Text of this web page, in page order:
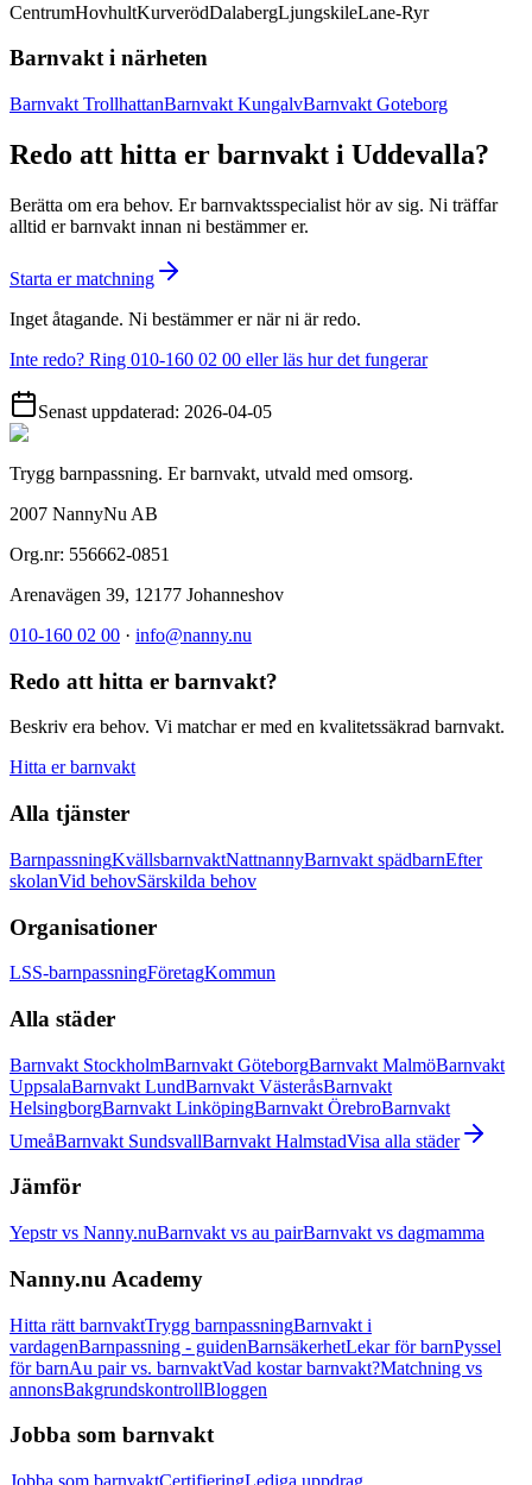
CentrumHovhultKurverödDalabergLjungskileLane-Ryr
Barnvakt i närheten
Barnvakt TrollhattanBarnvakt KungalvBarnvakt Goteborg
Redo att hitta er barnvakt i Uddevalla?
Berätta om era behov. Er barnvaktsspecialist hör av sig. Ni träffar
alltid er barnvakt innan ni bestämmer er.
Starta er matchning
Inget åtagande. Ni bestämmer er när ni är redo.
Inte redo? Ring 010-160 02 00 eller läs hur det fungerar
Senast uppdaterad: 2026-04-05
Trygg barnpassning. Er barnvakt, utvald med omsorg.
2007 NannyNu AB
Org.nr: 556662-0851
Arenavägen 39, 12177 Johanneshov
010-160 02 00 · info@nanny.nu
Redo att hitta er barnvakt?
Beskriv era behov. Vi matchar er med en kvalitetssäkrad barnvakt.
Hitta er barnvakt
Alla tjänster
BarnpassningKvällsbarnvaktNattnannyBarnvakt spädbarnEfter
skolanVid behovSärskilda behov
Organisationer
LSS-barnpassningFöretagKommun
Alla städer
Barnvakt StockholmBarnvakt GöteborgBarnvakt MalmöBarnvakt
UppsalaBarnvakt LundBarnvakt VästeråsBarnvakt
HelsingborgBarnvakt LinköpingBarnvakt ÖrebroBarnvakt
UmeåBarnvakt SundsvallBarnvakt HalmstadVisa alla städer
Jämför
Yepstr vs Nanny.nuBarnvakt vs au pairBarnvakt vs dagmamma
Nanny.nu Academy
Hitta rätt barnvaktTrygg barnpassningBarnvakt i
vardagenBarnpassning - guidenBarnsäkerhetLekar för barnPyssel
för barnAu pair vs. barnvaktVad kostar barnvakt?Matchning vs
annonsBakgrundskontrollBloggen
Jobba som barnvakt
Jobba som barnvaktCertifieringLediga uppdrag